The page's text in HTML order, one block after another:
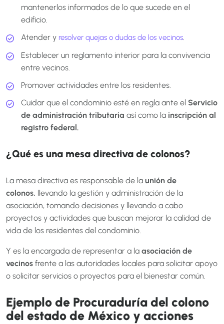
mantenerlos informados de lo que sucede en el
edificio.
Atender y resolver quejas o dudas de los vecinos
Establecer un reglamento interior para la convivencia
entre vecinos.
Promover actividades entre los residentes.
Cuidar que el condominio esté en regla ante el Servicio
de administración tributaria así como la inscripción al
registro federal.
¿Qué es una mesa directiva de colonos?
La mesa directiva es responsable de la unión de
colonos, llevando la gestión y administración de la
asociación, tomando decisiones y llevando a cabo
proyectos y actividades que buscan mejorar la calidad de
vida de los residentes del condominio.
Y es la encargada de representar a la asociación de
vecinos frente a las autoridades locales para solicitar apoyo
o solicitar servicios o proyectos para el bienestar común.
Ejemplo de Procuraduría del colono
del estado de México y acciones